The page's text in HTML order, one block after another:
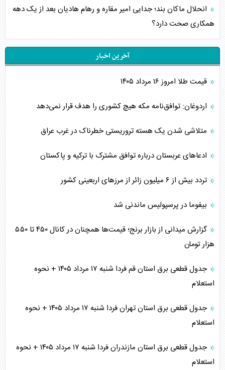
انحلال ماکان بند؛ جدایی امیر مقاره و رهام هادیان بعد از یک دهه
همکاری صحت دارد؟
آخرین اخبار
قیمت طلا امروز ۱۶ مرداد ۱۴۰۵
اردوغان: توافق‌نامه مکه هیچ کشوری را هدف قرار نمی‌دهد
متلاشی شدن یک هسته تروریستی خطرناک در غرب عراق
ادعاهای عربستان درباره توافق مشترک با ترکیه و پاکستان
تردد بیش از ۶ میلیون زائر از مرزهای اربعینی کشور
بیفوما در پرسپولیس ماندنی شد
گزارش میدانی از بازار برنج؛ قیمت‌ها همچنان در کانال ۴۵۰ تا ۵۵۰
هزار تومان
جدول قطعی برق استان قم فردا شنبه ۱۷ مرداد ۱۴۰۵ + نحوه
استعلام
جدول قطعی برق استان تهران فردا شنبه ۱۷ مرداد ۱۴۰۵ + نحوه
استعلام
جدول قطعی برق استان مازندران فردا شنبه ۱۷ مرداد ۱۴۰۵ + نحوه
استعلام